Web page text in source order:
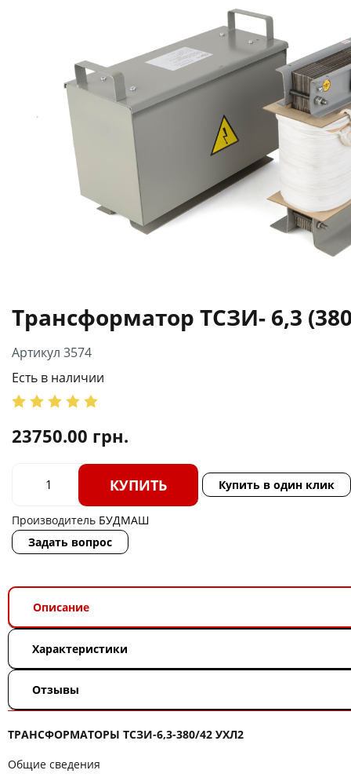
Трансформатор ТСЗИ- 6,3
Артикул 3574
Есть в наличии
23750.00 грн.
КУПИТЬ Купить в один клик
Производитель БУДМАШ
Задать вопрос
Описание
Характеристики
Отзывы
ТРАНСФОРМАТОРЫ ТСЗИ-6,3-380/42 УХЛ2
Общие сведения